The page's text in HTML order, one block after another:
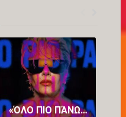
«ΌΛΟ ΠΙΟ ΠΆΝΩ»: ΤΟ ΝΈΟ ΤΡΑΓΟΎΔΙ ΤΗΣ ΆΝΝΑΣ ΒΊΣΣΗ ΚΥΚΛΟΦΌΡΗΣΕ ΚΑΙ ΕΝΤΥΠΩΣΙΆΖΕΙ (VID)